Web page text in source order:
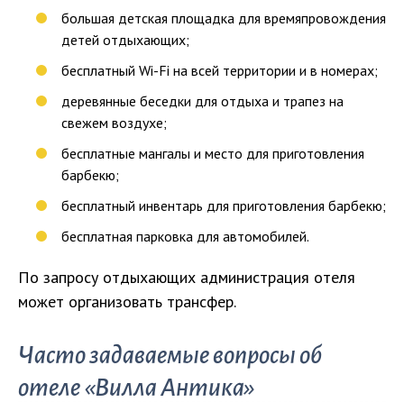
большая детская площадка для времяпровождения
детей отдыхающих;
бесплатный Wi-Fi на всей территории и в номерах;
деревянные беседки для отдыха и трапез на
свежем воздухе;
бесплатные мангалы и место для приготовления
барбекю;
бесплатный инвентарь для приготовления барбекю;
бесплатная парковка для автомобилей.
По запросу отдыхающих администрация отеля
может организовать трансфер.
Часто задаваемые вопросы об
отеле «Вилла Антика»